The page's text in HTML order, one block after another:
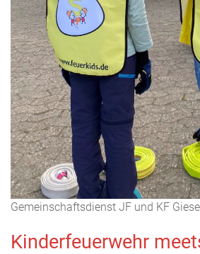
Gemeinschaftsdienst JF und KF
Kinderfeuerwehr